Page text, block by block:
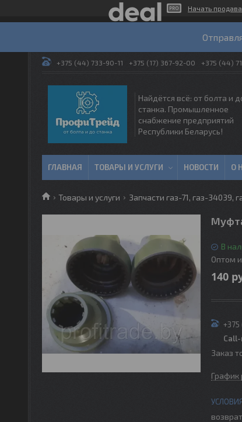
Начать
+375 (44) 733-90-11 +375 (17) 367-92-00 +375 (44)
Найдётся всё: от болта и
станка. Промышленное
снабжение предприятий
Республики Беларусь!
ГЛАВНАЯ ТОВАРЫ И УСЛУГИ НОВОСТИ О
Товары и услуги Запчасти газ-71, газ-34039,
В
Оптом
140
+375
Call-
Заказ
График